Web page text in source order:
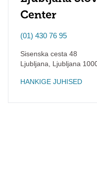
Center
(01) 430 76 95
Sisenska cesta 48
Ljubljana
Ljubljana
HANKIGE JUHISED